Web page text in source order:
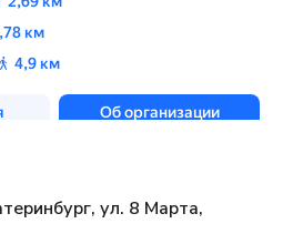
ул. 8 Марта,